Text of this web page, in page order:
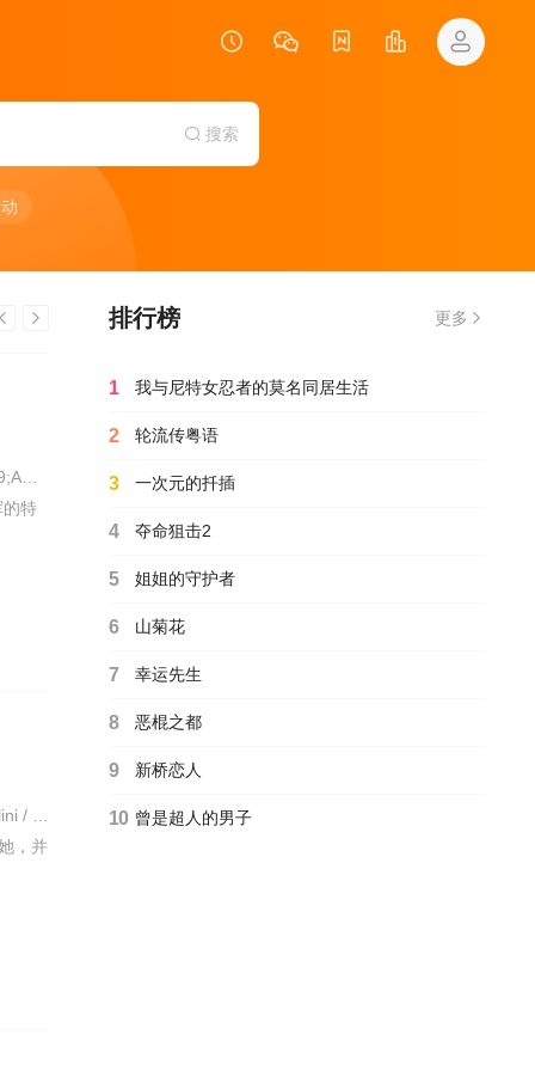
搜索
的特
，并
排行榜 更多
1 我与尼特女忍者的莫名同居生活
2 轮流传粤语
3 一次元的扦插
4 夺命狙击2
5 姐姐的守护者
6 山菊花
7 幸运先生
8 恶棍之都
9 新桥恋人
10 曾是超人的男子